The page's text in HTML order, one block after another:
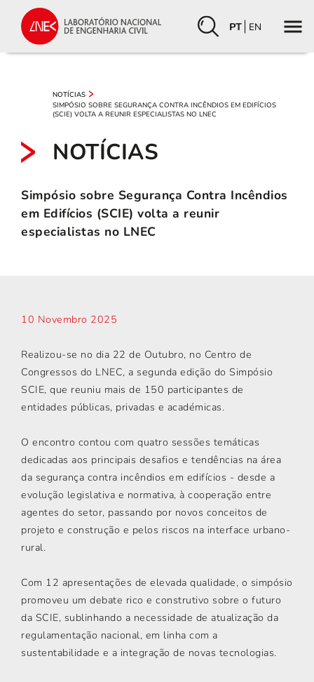
PT EN
NOTÍCIAS
SIMPÓSIO SOBRE SEGURANÇA CONTRA INCÊNDIOS EM EDIFÍCIOS
(SCIE) VOLTA A REUNIR ESPECIALISTAS NO LNEC
NOTÍCIAS
Simpósio sobre Segurança Contra Incêndios
em Edifícios (SCIE) volta a reunir
especialistas no LNEC
10 Novembro 2025
Realizou-se no dia 22 de Outubro, no Centro de
Congressos do LNEC, a segunda edição do Simpósio
SCIE, que reuniu mais de 150 participantes de
entidades públicas, privadas e académicas.
O encontro contou com quatro sessões temáticas
dedicadas aos principais desafios e tendências na área
da segurança contra incêndios em edifícios - desde a
evolução legislativa e normativa, à cooperação entre
agentes do setor, passando por novos conceitos de
projeto e construção e pelos riscos na interface urbano-
rural.
Com 12 apresentações de elevada qualidade, o simpósio
promoveu um debate rico e construtivo sobre o futuro
da SCIE, sublinhando a necessidade de atualização da
regulamentação nacional, em linha com a
sustentabilidade e a integração de novas tecnologias.